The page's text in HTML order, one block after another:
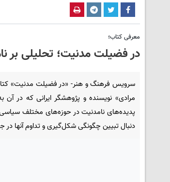
معرفی کتاب؛
در فضیلت مدنیت؛ تحلیلی بر
سرویس فرهنگ و هنر- «در فضیلت مدنیت»
مرادی» نویسنده و پژوهشگر ایرانی که در
پدیده‌های نامدنیت در حوزه‌های مختلف سیاسی
دنبال تبیین چگونگی شکل‌گیری و تداوم آنها در